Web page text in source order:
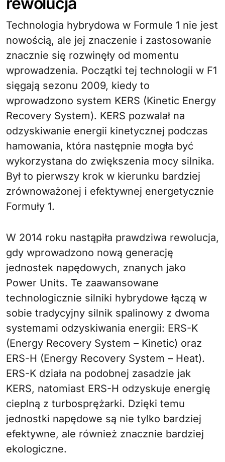
Technologia hybrydowa w Formule 1 nie jest
nowością, ale jej znaczenie i zastosowanie
znacznie się rozwinęły od momentu
wprowadzenia. Początki tej technologii w F1
sięgają sezonu 2009, kiedy to
wprowadzono system KERS (Kinetic Energy
Recovery System). KERS pozwalał na
odzyskiwanie energii kinetycznej podczas
hamowania, która następnie mogła być
wykorzystana do zwiększenia mocy silnika.
Był to pierwszy krok w kierunku bardziej
zrównoważonej i efektywnej energetycznie
Formuły 1.
W 2014 roku nastąpiła prawdziwa rewolucja,
gdy wprowadzono nową generację
jednostek napędowych, znanych jako
Power Units. Te zaawansowane
technologicznie silniki hybrydowe łączą w
sobie tradycyjny silnik spalinowy z dwoma
systemami odzyskiwania energii: ERS-K
(Energy Recovery System – Kinetic) oraz
ERS-H (Energy Recovery System – Heat).
ERS-K działa na podobnej zasadzie jak
KERS, natomiast ERS-H odzyskuje energię
cieplną z turbosprężarki. Dzięki temu
jednostki napędowe są nie tylko bardziej
efektywne, ale również znacznie bardziej
ekologiczne.